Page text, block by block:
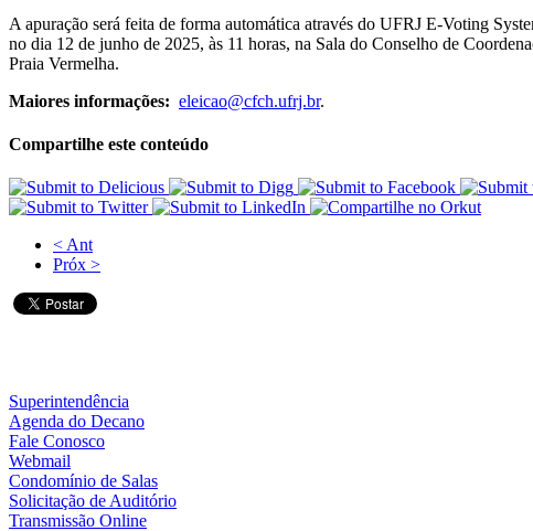
A apuração será feita de forma automática através do UFRJ E-Voting
no dia 12 de junho de 2025, às 11 horas, na Sala do Conselho de
Praia Vermelha.
Maiores informações: eleicao@cfch.ufrj.br.
Compartilhe este conteúdo
< Ant
Próx >
Superintendência
Agenda do Decano
Fale Conosco
Webmail
Condomínio de Salas
Solicitação de Auditório
Transmissão Online